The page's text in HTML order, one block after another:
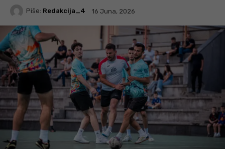
Piše: Redakcija_4 16 Juna, 2026